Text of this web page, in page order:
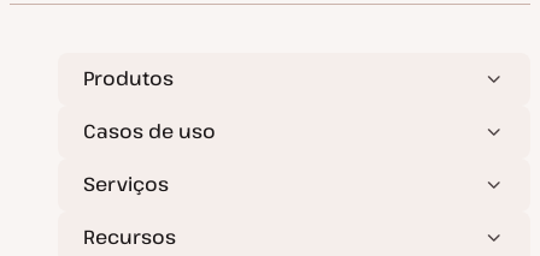
e
a
l
a
o
Produtos
Casos de uso
Serviços
Recursos